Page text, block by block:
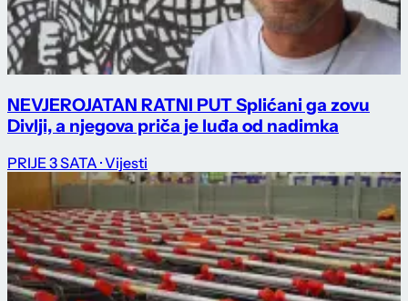
NEVJEROJATAN RATNI PUT Splićani ga zovu
Divlji, a njegova priča je luđa od nadimka
PRIJE 3 SATA · Vijesti